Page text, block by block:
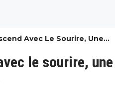
Avec Le Sourire, Une
Fâche
le sourire, une